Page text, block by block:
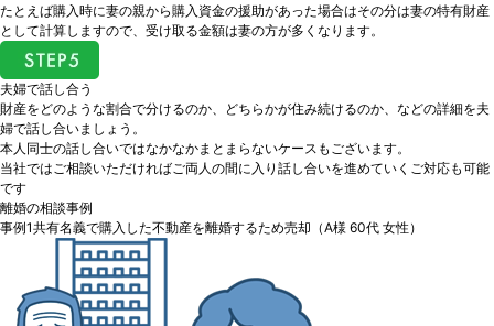
たとえば購入時に妻の親から購入資金の援助があった場合はその分は妻の特有財産
として計算しますので、受け取る金額は妻の方が多くなります。
夫婦で話し合う
財産をどのような割合で分けるのか、どちらかが住み続けるのか、などの詳細を夫
婦で話し合いましょう。
本人同士の話し合いではなかなかまとまらないケースもございます。
当社ではご相談いただければご両人の間に入り話し合いを進めていくご対応も可能
です
離婚の相談事例
事例1共有名義で購入した不動産を離婚するため売却 （A様 60代 女性）